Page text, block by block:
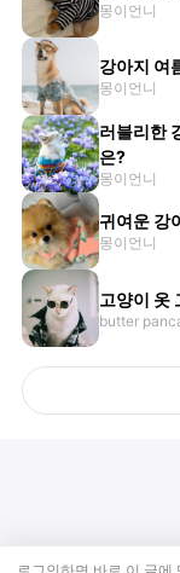
몽이언니
강아지 여
몽이언니
러블리한
은?
몽이언니
귀여운 강
몽이언니
고양이 옷
butter